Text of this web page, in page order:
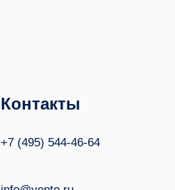
Контакты
+7 (495) 544-46-64